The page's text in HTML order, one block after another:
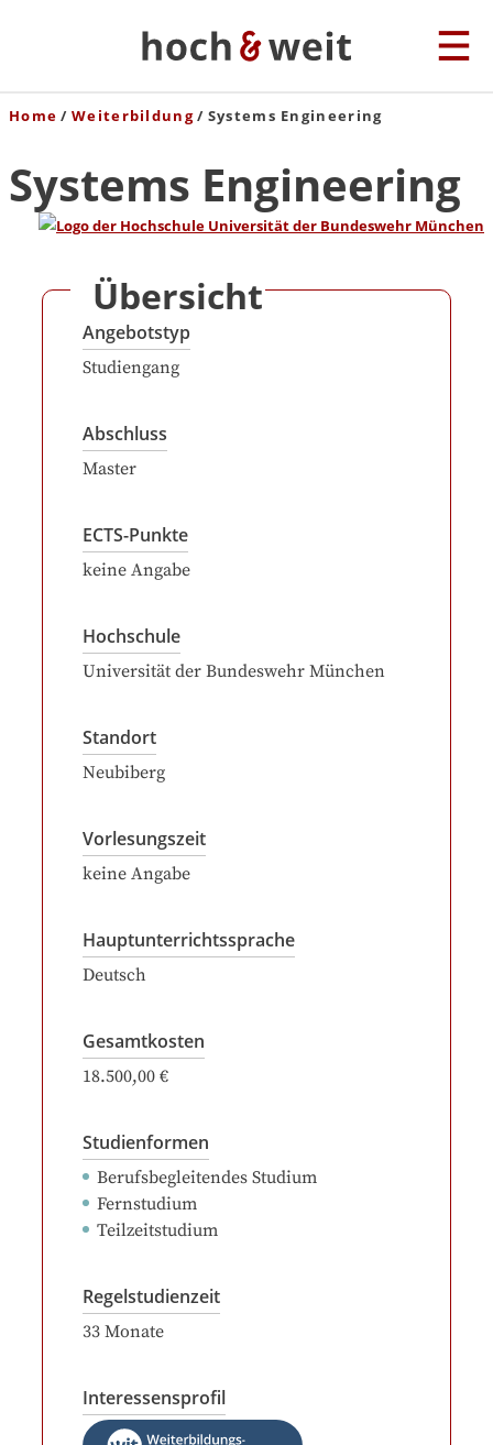
Home Weiterbildung Systems Engineering
Systems Engineering
Übersicht
Angebotstyp
Studiengang
Abschluss
Master
ECTS-Punkte
keine Angabe
Hochschule
Universität der Bundeswehr München
Standort
Neubiberg
Vorlesungszeit
keine Angabe
Hauptunterrichtssprache
Deutsch
Gesamtkosten
18.500,00 €
Studienformen
Berufsbegleitendes Studium
Fernstudium
Teilzeitstudium
Regelstudienzeit
33 Monate
Interessensprofil